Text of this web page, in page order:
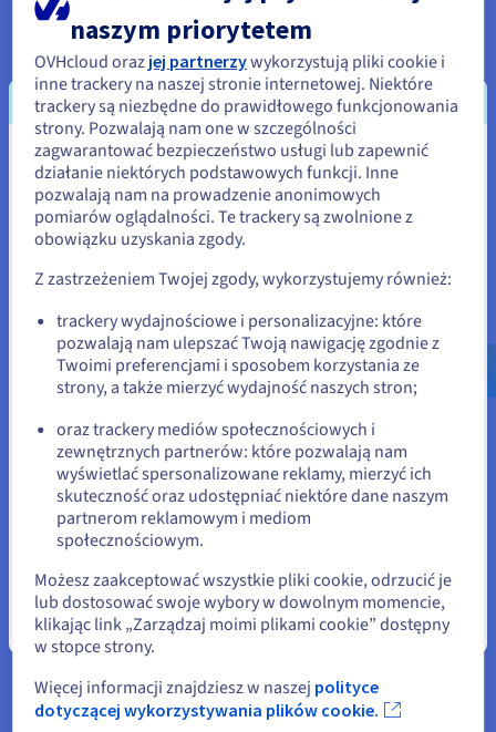
korzystając z usługi zarządzanej,
możemy dysponować nową bazą
MongoDB w ciągu zaledwie kilku
minut."
Korzyści
Dostępność rozwiązania Public Cloud Databases
For MongoDB w fazieBeta test, a następnie w fazie
ogólnej dostępności będzie skłaniać kierownika
zarządzanych. Początkowo firma Lota.cloud
korzystała z pojedynczego, wysokowydajnego
serwera OVHcloud do hostowania bazy danych
MongoDB, do którego były przypisane dyski o
dużej pojemności. Przechodząc na ofertę Platform
as a Service, startup zyskuje dostęp do instancji
MongoDB skonfigurowanej na trzech węzłach.
Taka konfiguracja zapewnia doskonałe
możliwości odczytu i zapisu oraz pozwala
przewidywać nagłe wzrosty aktywności, jak
również obsługiwać usługę przy zwiększonym
Wydaje się, że znajdujesz się w
Stany Zjednoczone
Jeśli chcesz złożyć zamówienie w Stany Zjednoczone, wyszukaj
Go to Stany Zjednoczone website
us.ovhcloud.com/
Angielski USD - $
lub
Pozostań na bieżącej stronie
Wybierz inną stronę
Zamknij
naszym priorytetem
OVHcloud oraz jej partnerzywykorzystują pliki cookie i
inne trackery na naszej stronie internetowej. Niektóre
trackery są niezbędne do prawidłowego funkcjonowania
strony. Pozwalają nam one w szczególności
zagwarantować bezpieczeństwo usługi lub zapewnić
działanie niektórych podstawowych funkcji. Inne
pozwalają nam na prowadzenie anonimowych
pomiarów oglądalności. Te trackery są zwolnione z
obowiązku uzyskania zgody.
Z zastrzeżeniem Twojej zgody, wykorzystujemy również:
trackery wydajnościowe i personalizacyjne: które
pozwalają nam ulepszać Twoją nawigację zgodnie z
Twoimi preferencjami i sposobem korzystania ze
strony, a także mierzyć wydajność naszych stron;
oraz trackery mediów społecznościowych i
zewnętrznych partnerów: które pozwalają nam
wyświetlać spersonalizowane reklamy, mierzyć ich
skuteczność oraz udostępniać niektóre dane naszym
partnerom reklamowym i mediom
społecznościowym.
Możesz zaakceptować wszystkie pliki cookie, odrzucić je
lub dostosować swoje wybory w dowolnym momencie,
klikając link „Zarządzaj moimi plikami cookie” dostępny
w stopce strony.
Więcej informacji znajdziesz w naszej polityce
dotyczącej wykorzystywania plików cookie.